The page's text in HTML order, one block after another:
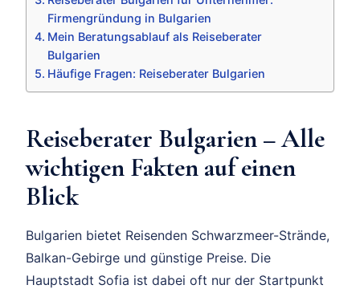
Firmengründung in Bulgarien
Mein Beratungsablauf als Reiseberater
Bulgarien
Häufige Fragen: Reiseberater Bulgarien
Reiseberater Bulgarien – Alle
wichtigen Fakten auf einen
Blick
Bulgarien bietet Reisenden Schwarzmeer-Strände,
Balkan-Gebirge und günstige Preise. Die
Hauptstadt Sofia ist dabei oft nur der Startpunkt